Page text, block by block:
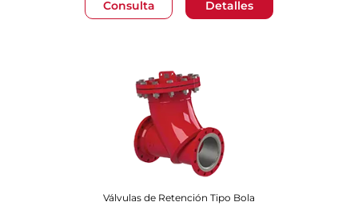
Consulta Detalles
Válvulas de Retención Tipo Bola